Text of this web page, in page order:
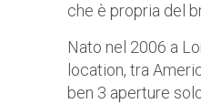
che è propria del
Nato nel 2006 a
location, tra
ben 3 aperture